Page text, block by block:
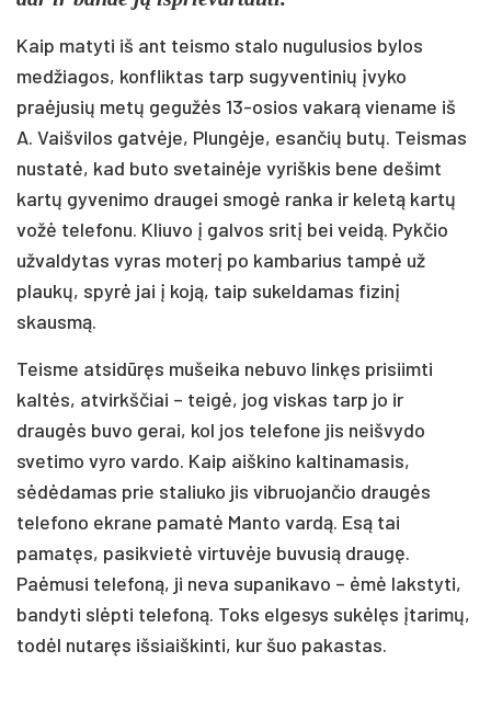
Kaip matyti iš ant teismo stalo nugulusios bylos
medžiagos, konfliktas tarp sugyventinių įvyko
praėjusių metų gegužės 13-osios vakarą viename iš
A. Vaišvilos gatvėje, Plungėje, esančių butų. Teismas
nustatė, kad buto svetainėje vyriškis bene dešimt
kartų gyvenimo draugei smogė ranka ir keletą kartų
vožė telefonu. Kliuvo į galvos sritį bei veidą. Pykčio
užvaldytas vyras moterį po kambarius tampė už
plaukų, spyrė jai į koją, taip sukeldamas fizinį
skausmą.
Teisme atsidūręs mušeika nebuvo linkęs prisiimti
kaltės, atvirkščiai – teigė, jog viskas tarp jo ir
draugės buvo gerai, kol jos telefone jis neišvydo
svetimo vyro vardo. Kaip aiškino kaltinamasis,
sėdėdamas prie staliuko jis vibruojančio draugės
telefono ekrane pamatė Manto vardą. Esą tai
pamatęs, pasikvietė virtuvėje buvusią draugę.
Paėmusi telefoną, ji neva supanikavo – ėmė lakstyti,
bandyti slėpti telefoną. Toks elgesys sukėlęs įtarimų,
todėl nutaręs išsiaiškinti, kur šuo pakastas.